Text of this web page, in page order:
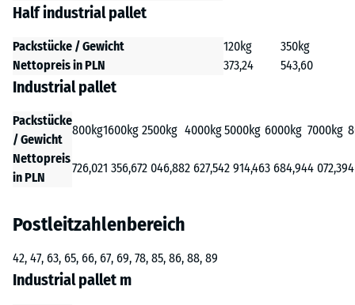
Half industrial pallet
Packstücke / Gewicht 120kg
350kg
Nettopreis in PLN
373,24 543,60
Industrial pallet
Packstücke
/ Gewicht
800kg1600kg 2500kg 4000kg5000kg 6000kg 7000kg
Nettopreis
in PLN
726,021 356,672 046,882 627,542 914,463 684,944 072,39
Postleitzahlenbereich
42, 47, 63, 65, 66, 67, 69, 78, 85, 86, 88, 89
Industrial pallet m